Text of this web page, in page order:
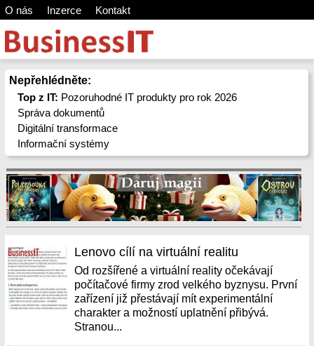
O nás Inzerce Kontakt
Nepřehlédněte:
Top z IT: Pozoruhodné IT produkty pro rok 2026
Správa dokumentů
Digitální transformace
Informační systémy
Lenovo cílí na virtuální realitu
Od rozšířené a virtuální reality očekávají
počítačové firmy zrod velkého byznysu. První
zařízení již přestávají mít experimentální
charakter a možností uplatnění přibývá.
Stranou...